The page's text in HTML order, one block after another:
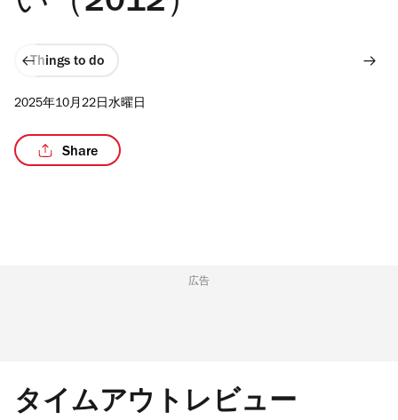
Things to do
2025年10月22日水曜日
Share
広告
タイムアウトレビュー